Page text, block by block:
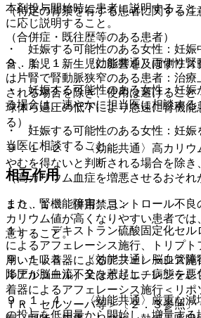
本剤投与開始時に患者に説明するこ
に応じ説明すること。
・ 妊娠する可能性のある女性：妊娠
合、胎児・新生児に影響を及ぼすリス
・ 妊娠する可能性のある女性：妊娠
る場合は、速やかに担当医に相談する
・ 妊娠する可能性のある女性：妊娠
当医に相談すること。
相互作用
１０．１． 併用禁忌：
１）． デキストラン硫酸固定化セル
によるアフェレーシス施行、トリプ
用いた吸着器によるアフェレーシス
ルアルコール）又はポリエチレンテレ
着器によるアフェレーシス施行＜リ
ＴＲ、セルソーバ等＞〔２．３参照
（特定の背景を有する患者に関する注
（合併症・既往歴等のある患者）
９．１．１． 〈効能共通〉両側性腎
は片腎で腎動脈狭窄のある患者：治
される場合を除き、使用は避けるこ
球体ろ過圧の低下により急速に腎機能
る）。
９．１．２． 〈効能共通〉高カリウ
やむを得ないと判断される場合を除き
（高カリウム血症を増悪させるおそれ
また、腎機能障害、コントロール不
カリウム値が高くなりやすい患者で
意すること。
９．１．３． 〈効能共通〉脳血管障
降圧が脳血流不全を惹起し、病態を悪
９．１．４． 〈効能共通〉厳重な減
の投与を低用量から開始し、増量する